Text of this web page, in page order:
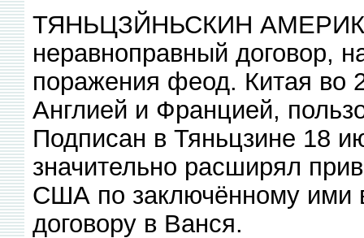
ТЯНЬЦЗЙНЬСКИН
неравноправный договор,
поражения феод. Китая во
Англией и Францией,
Подписан в Тяньцзине 18
значительно расширял
США по заключённому ими
договору в Ванся.